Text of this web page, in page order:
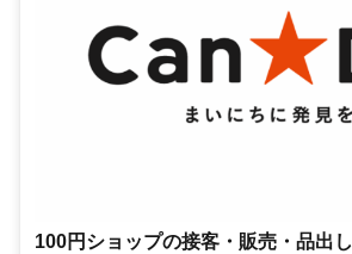
100円ショップの接客・販売・品出し